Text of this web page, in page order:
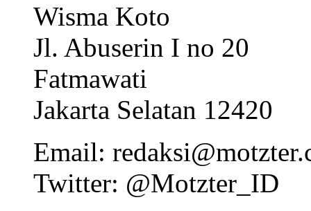
Wisma Koto
Jl. Abuserin I no 20
Fatmawati
Jakarta Selatan 12420
Email:
Twitter: @Motzter_ID